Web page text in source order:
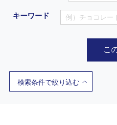
キーワード
こ
検索条件で絞り込む